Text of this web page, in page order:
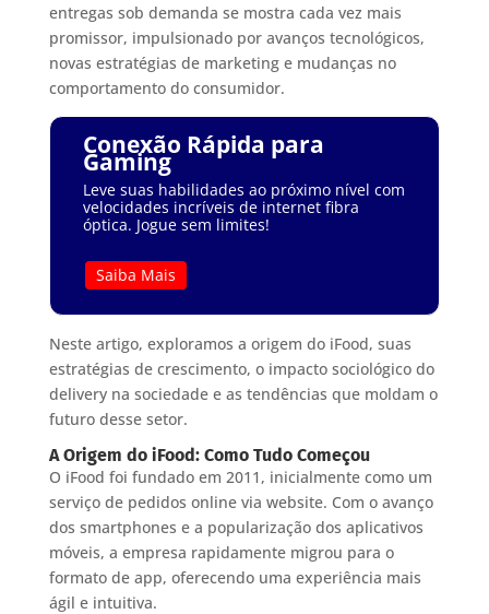
entregas sob demanda se mostra cada vez mais
promissor, impulsionado por avanços tecnológicos,
novas estratégias de marketing e mudanças no
comportamento do consumidor.
Conexão Rápida para
Gaming
Leve suas habilidades ao próximo nível com
velocidades incríveis de internet fibra
óptica. Jogue sem limites!
Saiba Mais
Neste artigo, exploramos a origem do iFood, suas
estratégias de crescimento, o impacto sociológico do
delivery na sociedade e as tendências que moldam o
futuro desse setor.
A Origem do iFood: Como Tudo Começou
O iFood foi fundado em 2011, inicialmente como um
serviço de pedidos online via website. Com o avanço
dos smartphones e a popularização dos aplicativos
móveis, a empresa rapidamente migrou para o
formato de app, oferecendo uma experiência mais
ágil e intuitiva.